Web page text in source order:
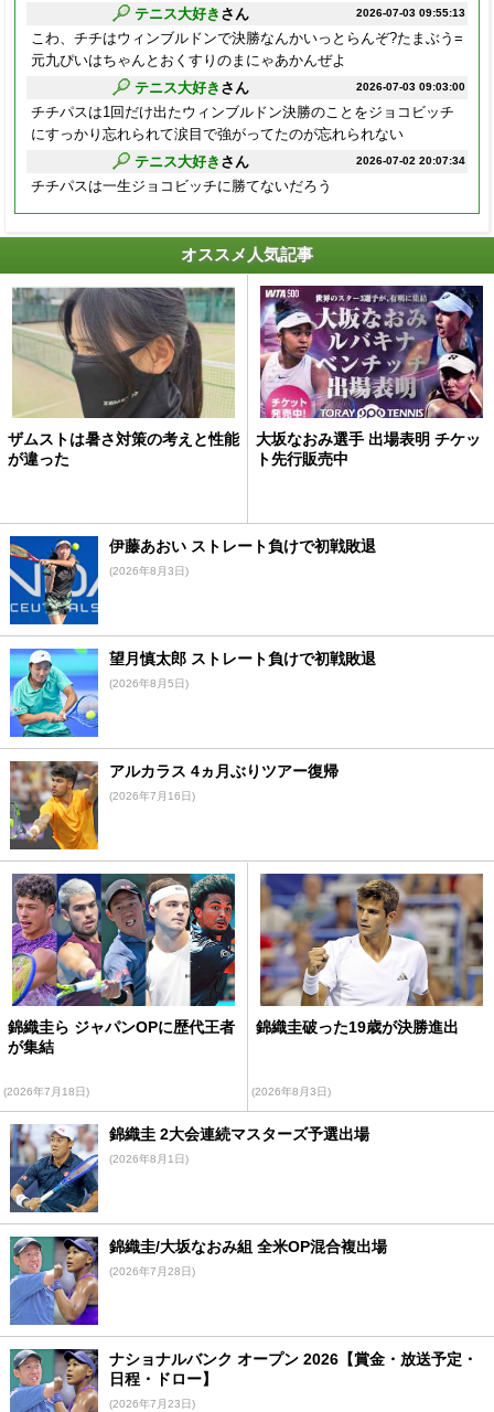
2026-07-03 09:55:13
テニス大好き さん
こわ、チチはウィンブルドンで決勝なんかいっとらんぞ?たまぶう=
元九ぴいはちゃんとおくすりのまにゃあかんぜよ
2026-07-03 09:03:00
テニス大好き さん
チチパスは1回だけ出たウィンブルドン決勝のことをジョコビッチ
にすっかり忘れられて涙目で強がってたのが忘れられない
2026-07-02 20:07:34
テニス大好き さん
チチパスは一生ジョコビッチに勝てないだろう
オススメ人気記事
ザムストは暑さ対策の考えと性能
が違った
大坂なおみ選手 出場表明 チケッ
ト先行販売中
伊藤あおい ストレート負けで初戦敗退
(2026年8月3日)
望月慎太郎 ストレート負けで初戦敗退
(2026年8月5日)
アルカラス 4ヵ月ぶりツアー復帰
(2026年7月16日)
錦織圭ら ジャパンOPに歴代王者
が集結
(2026年7月18日)
錦織圭破った19歳が決勝進出
(2026年8月3日)
錦織圭 2大会連続マスターズ予選出場
(2026年8月1日)
錦織圭/大坂なおみ組 全米OP混合複出場
(2026年7月28日)
ナショナルバンク オープン 2026【賞金・放送予定・
日程・ドロー】
(2026年7月23日)